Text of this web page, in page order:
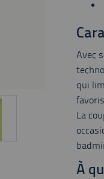
Avec
qui
La
À